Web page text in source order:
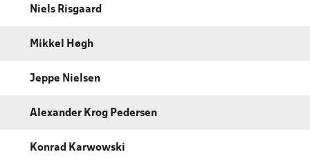
Niels Risgaard
Mikkel Høgh
Jeppe Nielsen
Alexander Krog Pedersen
Konrad Karwowski